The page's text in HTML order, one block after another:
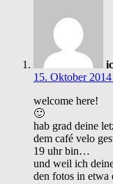
15. Oktober
welcome here!
🙂
hab grad deine
dem café velo
19 uhr bin…
und weil ich
den fotos in etwa